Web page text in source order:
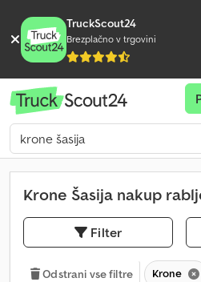
TruckScout24
Brezplačno v trgovini
Krone Šasija nakup
Filter
Odstrani vse filtre Krone